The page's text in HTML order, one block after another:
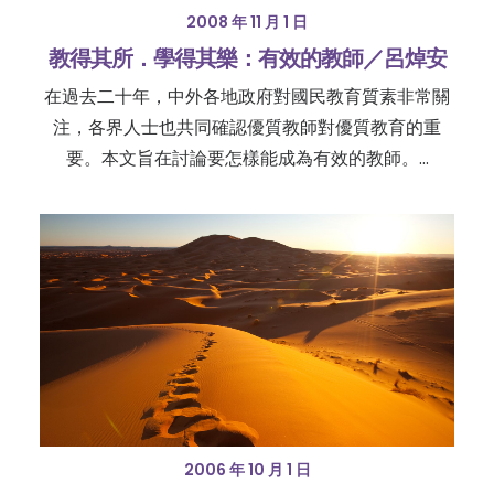
2008 年 11 月 1 日
教得其所．學得其樂：有效的教師／呂焯安
在過去二十年，中外各地政府對國民教育質素非常關
注，各界人士也共同確認優質教師對優質教育的重
要。本文旨在討論要怎樣能成為有效的教師。…
2006 年 10 月 1 日